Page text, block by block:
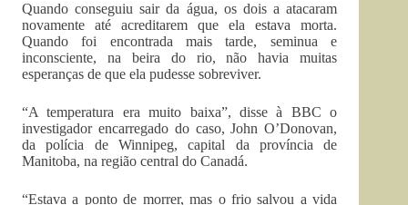
Quando conseguiu sair da água, os dois a atacaram
novamente até acreditarem que ela estava morta.
Quando foi encontrada mais tarde, seminua e
inconsciente, na beira do rio, não havia muitas
esperanças de que ela pudesse sobreviver.
“A temperatura era muito baixa”, disse à BBC o
investigador encarregado do caso, John O’Donovan,
da polícia de Winnipeg, capital da província de
Manitoba, na região central do Canadá.
“Estava a ponto de morrer, mas o frio salvou a vida